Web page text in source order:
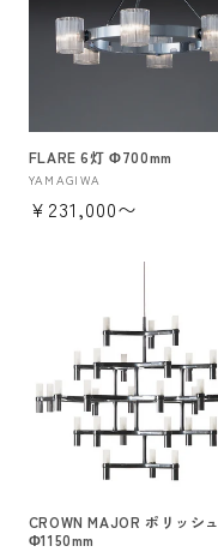
FLARE 6灯 Φ700mm
販
売
YAMAGIWA
通
¥231,000〜
CROWN MAJOR ポリッシュ
Φ1150mm